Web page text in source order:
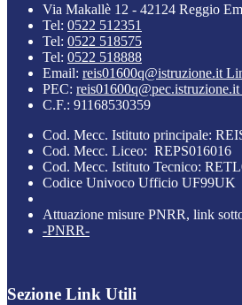
Via Makallè 12 - 42124 Reggio
Tel: 0522 512351
Tel: 0522 518575
Tel: 0522 518888
Email: reis01600q@istruzione.it
PEC: reis01600q@pec.istruzione.it
C.F.: 91168530359
Cod. Mecc. Istituto principale:
Cod. Mecc. Liceo: REPS016016
Cod. Mecc. Istituto Tecnico:
Codice Univoco Ufficio UF99UK
Attuazione misure PNRR, link
-PNRR-
Sezione Link Utili